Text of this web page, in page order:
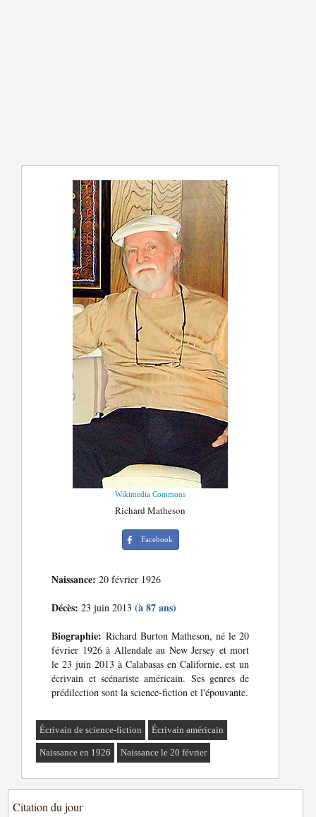
Wikimedia Commons
Richard Matheson
Facebook
Naissance: 20 février 1926
Décès: 23 juin 2013(à 87 ans)
Biographie: Richard Burton Matheson, né le 20
février 1926 à Allendale au New Jersey et mort
le 23 juin 2013 à Calabasas en Californie, est un
écrivain et scénariste américain. Ses genres de
prédilection sont la science-fiction et l'épouvante.
Écrivain de science-fiction Écrivain américain
Naissance en 1926 Naissance le 20 février
Citation du jour